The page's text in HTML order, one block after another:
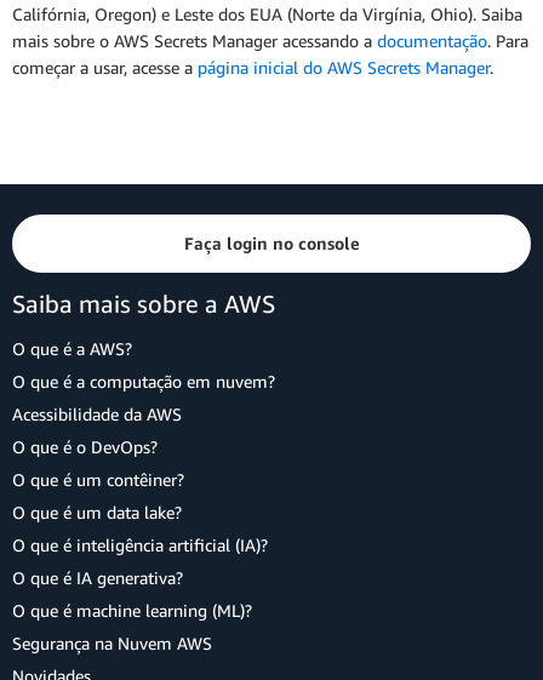
Califórnia, Oregon) e Leste dos EUA (Norte da Virgínia, Ohio). Saiba
mais sobre o AWS Secrets Manager acessando a documentação. Para
começar a usar, acesse a página inicial do AWS Secrets Manager.
Faça login no console
Saiba mais sobre a AWS
O que é a AWS?
O que é a computação em nuvem?
Acessibilidade da AWS
O que é o DevOps?
O que é um contêiner?
O que é um data lake?
O que é inteligência artificial (IA)?
O que é IA generativa?
O que é machine learning (ML)?
Segurança na Nuvem AWS
Novidades